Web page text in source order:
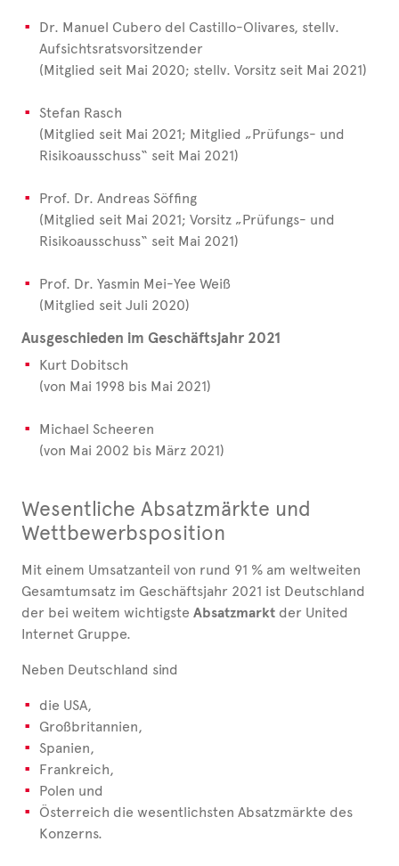
Dr. Manuel Cubero del Castillo-Olivares, stellv.
Aufsichtsratsvorsitzender
(Mitglied seit Mai 2020; stellv. Vorsitz seit Mai 2021)
Stefan Rasch
(Mitglied seit Mai 2021; Mitglied „Prüfungs- und
Risikoausschuss“ seit Mai 2021)
Prof. Dr. Andreas Söffing
(Mitglied seit Mai 2021; Vorsitz „Prüfungs- und
Risikoausschuss“ seit Mai 2021)
Prof. Dr. Yasmin Mei-Yee Weiß
(Mitglied seit Juli 2020)
Ausgeschieden im Geschäftsjahr 2021
Kurt Dobitsch
(von Mai 1998 bis Mai 2021)
Michael Scheeren
(von Mai 2002 bis März 2021)
Wesentliche Absatzmärkte und
Wettbewerbsposition
Mit einem Umsatzanteil von rund 91 % am weltweiten
Gesamtumsatz im Geschäftsjahr 2021 ist Deutschland
der bei weitem wichtigste Absatzmarkt der United
Internet Gruppe.
Neben Deutschland sind
die USA,
Großbritannien,
Spanien,
Frankreich,
Polen und
Österreich die wesentlichsten Absatzmärkte des
Konzerns.